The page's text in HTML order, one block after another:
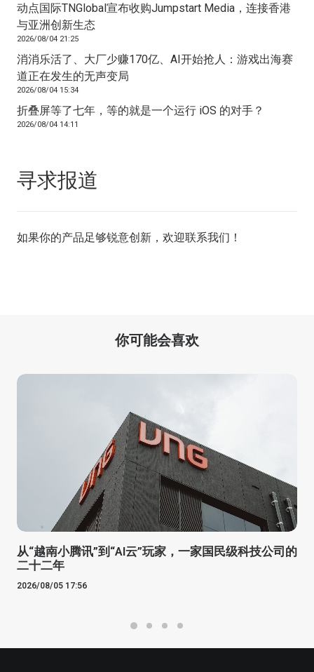
动点国际TNGlobal宣布收购Jumpstart Media，连接香港
与亚洲创新生态
2026/08/04 21:25
消消乐活了、大厂少赚170亿、AI开始抢人：游戏出海赛
道正在发生的无声变局
2026/08/04 15:34
折叠屏等了七年，等的就是一个运行 iOS 的对手？
2026/08/04 14:11
寻求报道
如果你的产品足够锐意创新，欢迎联系我们 ！
你可能会喜欢
从“越南小腾讯”到“AI云”玩家，一家国民级科技公司的
二十二年
2026/08/05 17:56